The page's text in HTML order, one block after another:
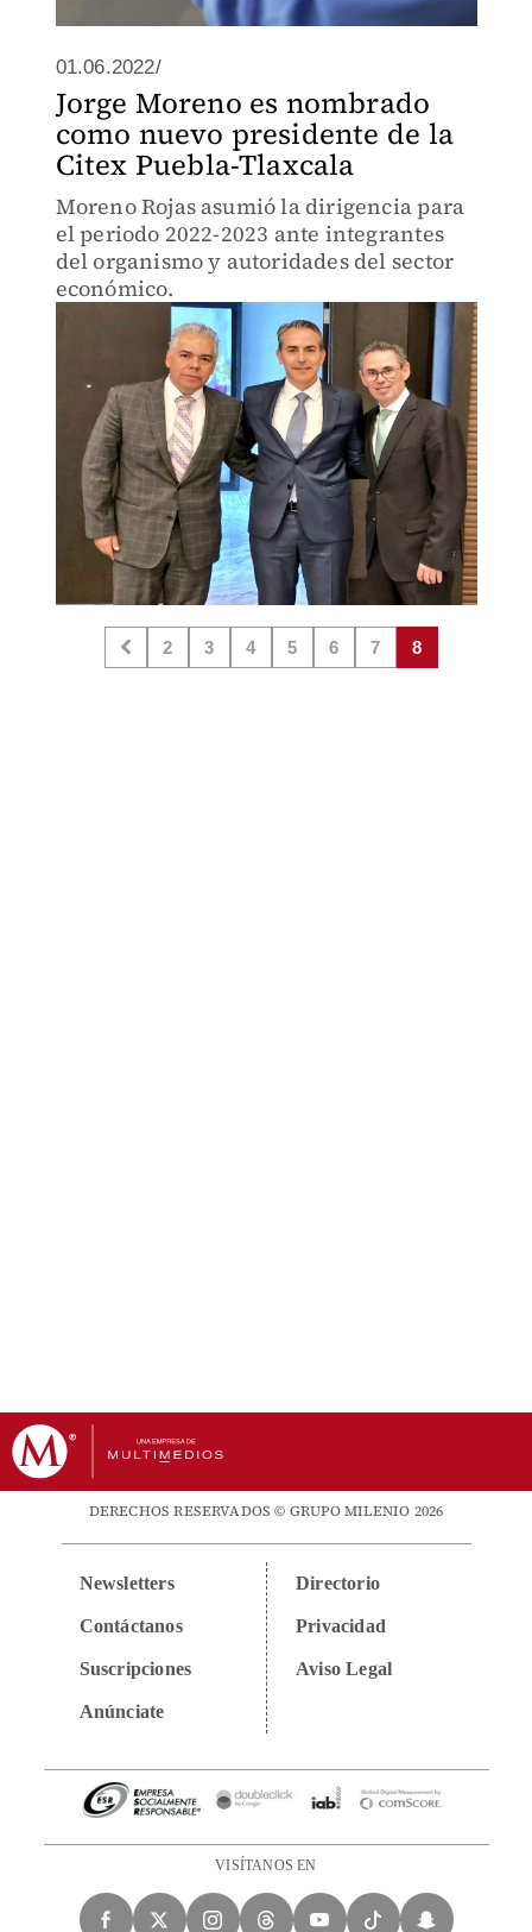
01.06.2022/
Jorge Moreno es nombrado
como nuevo presidente de la
Citex Puebla-Tlaxcala
Moreno Rojas asumió la dirigencia para
el periodo 2022-2023 ante integrantes
del organismo y autoridades del sector
económico.
2 3 4 5 6 7 8
DERECHOS RESERVADOS © GRUPO MILENIO 2026
Newsletters
Contáctanos
Suscripciones
Anúnciate
Directorio
Privacidad
Aviso Legal
VISÍTANOS EN